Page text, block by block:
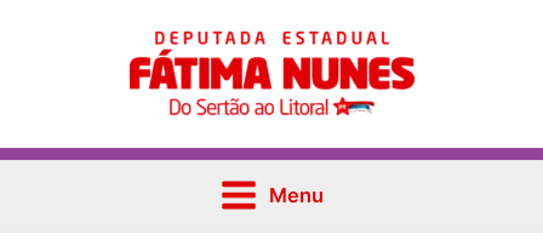
Main
Menu
Menu